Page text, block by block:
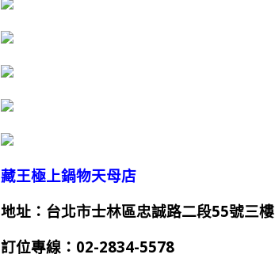
藏王極上鍋物天母店
地址：台北市士林區忠誠路二段55號三樓
訂位專線：02-2834-5578